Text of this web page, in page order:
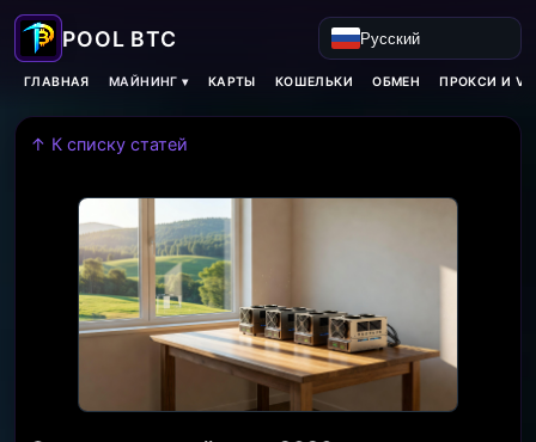
Русский
ГЛАВНАЯ МАЙНИНГ ▾ КАРТЫ КОШЕЛЬКИ ОБМЕН ПРОКСИ И
↑ К списку статей